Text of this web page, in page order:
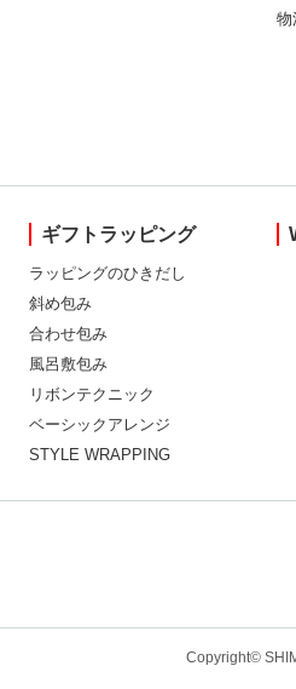
物
ギフトラッピング
ラッピングのひきだし
斜め包み
合わせ包み
風呂敷包み
リボンテクニック
ベーシックアレンジ
STYLE WRAPPING
Copyright©